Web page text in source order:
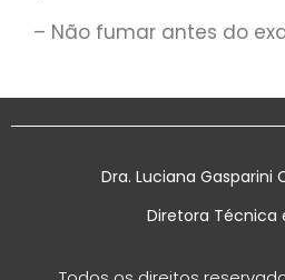
– Não fumar antes do
Dra. Luciana Gasparini
Diretora Técnica